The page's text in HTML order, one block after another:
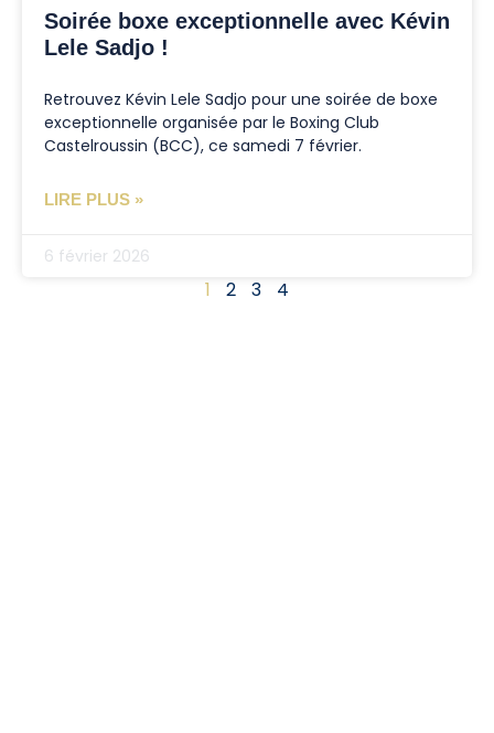
Soirée boxe exceptionnelle avec Kévin
Lele Sadjo !
Retrouvez Kévin Lele Sadjo pour une soirée de boxe
exceptionnelle organisée par le Boxing Club
Castelroussin (BCC), ce samedi 7 février.
LIRE PLUS »
6 février 2026
1 2 3 4